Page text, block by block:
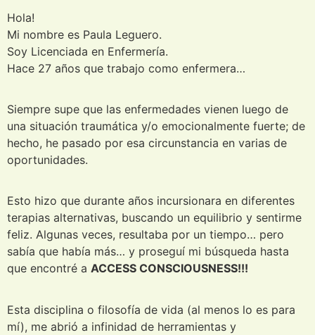
Hola!
Mi nombre es Paula Leguero.
Soy Licenciada en Enfermería.
Hace 27 años que trabajo como enfermera…
Siempre supe que las enfermedades vienen luego de
una situación traumática y/o emocionalmente fuerte; de
hecho, he pasado por esa circunstancia en varias de
oportunidades.
Esto hizo que durante años incursionara en diferentes
terapias alternativas, buscando un equilibrio y sentirme
feliz. Algunas veces, resultaba por un tiempo… pero
sabía que había más… y proseguí mi búsqueda hasta
que encontré a ACCESS CONSCIOUSNESS!!!
Esta disciplina o filosofía de vida (al menos lo es para
mí), me abrió a infinidad de herramientas y